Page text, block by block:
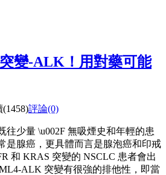
變-ALK！用對藥可能
(1458)評論(0)
往少量 \u002F 無吸煙史和年輕的患
是腺癌，更具體而言是腺泡癌和印戒
和 KRAS 突變的 NSCLC 患者會出
ALK 突變有很強的排他性，即當